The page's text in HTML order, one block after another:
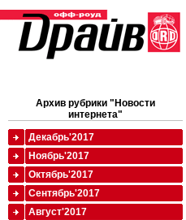
Архив рубрики "Новости
интернета"
Декабрь'2017
Ноябрь'2017
Октябрь'2017
Сентябрь'2017
Август'2017